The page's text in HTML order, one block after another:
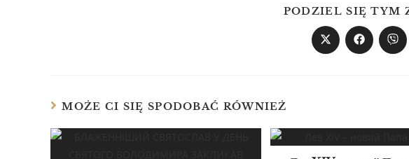
PODZIEL SIĘ TYM
MOŻE CI SIĘ SPODOBAĆ RÓWNIEŻ